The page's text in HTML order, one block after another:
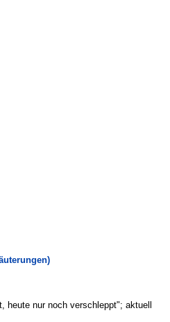
heute nur noch verschleppt"; aktuell